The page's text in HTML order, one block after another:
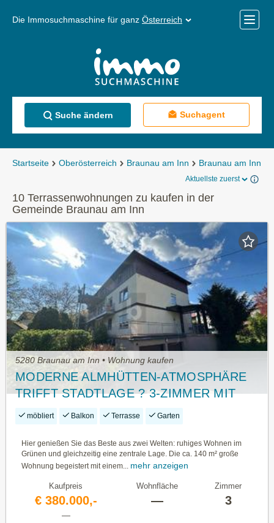
Die Immosuchmaschine für ganz Österreich
Menü
Suche ändern Suchagent
Startseite Oberösterreich Braunau am Inn Braunau am Inn
Aktuellste zuerst
10 Terrassenwohnungen zu kaufen in der
Gemeinde Braunau am Inn
5280 Braunau am Inn • Wohnung kaufen
MODERNE ALMHÜTTEN-ATMOSPHÄRE
TRIFFT STADTLAGE ? 3-ZIMMER MIT
GARTEN
möbliert Balkon Terrasse Garten
Hier genießen Sie das Beste aus zwei Welten: ruhiges Wohnen im
Grünen und gleichzeitig eine zentrale Lage. Die ca. 140 m² große
Wohnung begeistert mit einem...
mehr anzeigen
Kaufpreis
€ 380.000,-
—
Wohnfläche
—
Zimmer
3